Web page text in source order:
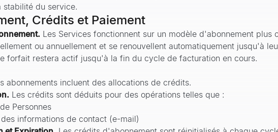
stabilité du service.
Crédits et Paiement
Les Services fonctionnent sur un modèle d'abonnement plus
ou annuellement et se renouvellent automatiquement jusqu'à
forfait restera actif jusqu'à la fin du cycle de facturation en cours.
abonnements incluent des allocations de crédits.
Les crédits sont déduits pour des opérations telles que :
Personnes
informations de contact (e-mail)